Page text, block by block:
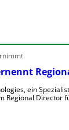
ein
Regional Director